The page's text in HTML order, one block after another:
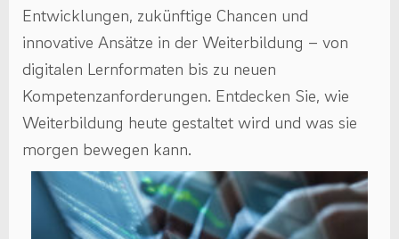
Entwicklungen, zukünftige Chancen und
innovative Ansätze in der Weiterbildung – von
digitalen Lernformaten bis zu neuen
Kompetenzanforderungen. Entdecken Sie, wie
Weiterbildung heute gestaltet wird und was sie
morgen bewegen kann.